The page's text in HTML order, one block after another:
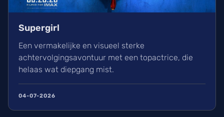
Supergirl
Een vermakelijke en visueel sterke
achtervolgingsavontuur met een topactrice, die
helaas wat diepgang mist.
04-07-2026